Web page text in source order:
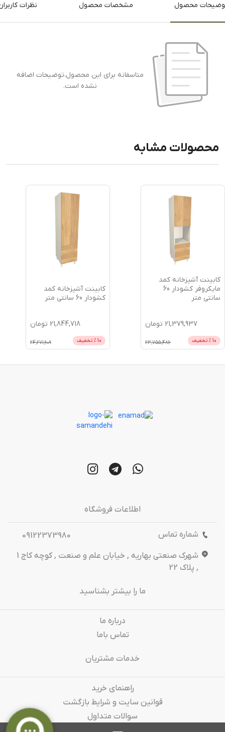
محصول مشخصات محصول نظرات
متاسفانه برای این محصول،توضیحات اضافه
نشده است.
محصولات مشابه
کابینت آشپزخانه کمد
مایکروفر کشودار 60
سانتی متر
21,379,937 تومان
10 % تخفیف 23,755,486
کابینت آشپزخانه کمد
کشودار 60 سانتی متر
21,844,718 تومان
10 % تخفیف 24,271,909
اطلاعات فروشگاه
شماره تماس
09122373980
شهرک صنعتی بهاریه , خیابان علم و صنعت , کوچه کاج 1
, پلاک 22
ما را بیشتر بشناسید
درباره‌ ما
تماس باما
خدمات مشتریان
راهنمای خرید
قوانین سایت و شرایط بازگشت
سوالات متداول